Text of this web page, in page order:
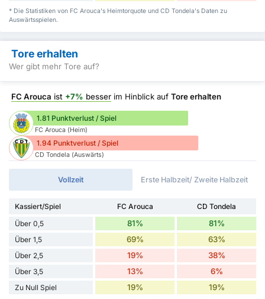
* Die Statistiken von FC Arouca's Heimtorquote und CD Tondela's Daten zu
Auswärtsspielen.
Tore erhalten
Wer gibt mehr Tore auf?
FC Arouca ist +7% besser im Hinblick auf Tore erhalten
1.81 Punktverlust / Spiel
FC Arouca (Heim)
1.94 Punktverlust / Spiel
CD Tondela (Auswärts)
Vollzeit Erste Halbzeit/ Zweite Halbzeit
Kassiert/Spiel FC Arouca
CD Tondela
Über 0,5
81% 81%
Über 1,5 69% 63%
Über 2,5 19% 38%
Über 3,5 13% 6%
Zu Null Spiel 19% 19%